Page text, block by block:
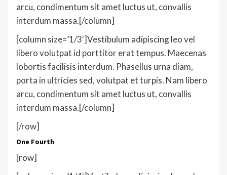
arcu, condimentum sit amet luctus ut, convallis
interdum massa.[/column]
[column size=’1/3′]Vestibulum adipiscing leo vel
libero volutpat id porttitor erat tempus. Maecenas
lobortis facilisis interdum. Phasellus urna diam,
porta in ultricies sed, volutpat et turpis. Nam libero
arcu, condimentum sit amet luctus ut, convallis
interdum massa.[/column]
[/row]
One Fourth
[row]